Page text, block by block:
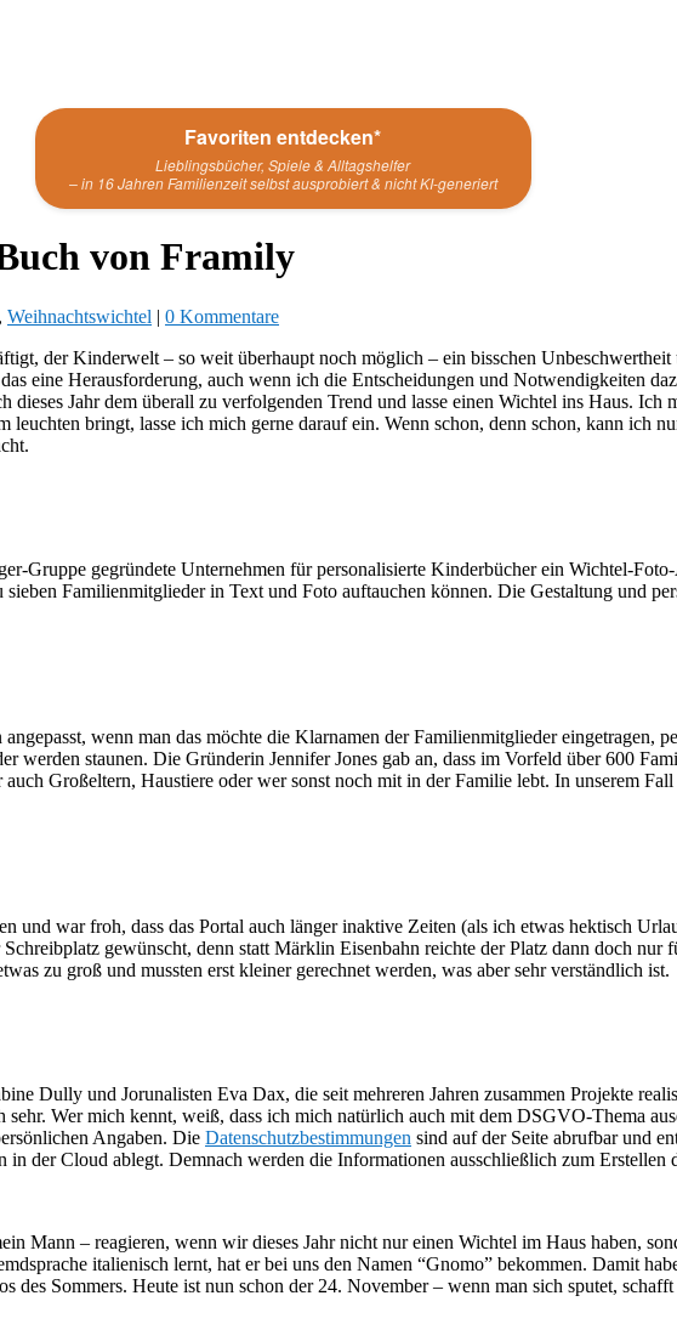
Favoriten entdecken*
Lieblingsbücher, Spiele & Alltagshelfer
– in 16 Jahren Familienzeit selbst ausprobiert & nicht KI-generiert
von Framily
, Weihnachtswichtel | 0 Kommentare
der Kinderwelt – so weit überhaupt noch möglich – ein bisschen
eine Herausforderung, auch wenn ich die Entscheidungen und Notwendigkeiten
Jahr dem überall zu verfolgenden Trend und lasse einen Wichtel ins Haus. Ich
bringt, lasse ich mich gerne darauf ein. Wenn schon, denn schon, kann ich
Gruppe gegründete Unternehmen für personalisierte Kinderbücher ein Wichtel-
Familienmitglieder in Text und Foto auftauchen können. Die Gestaltung und
wenn man das möchte die Klarnamen der Familienmitglieder eingetragen,
staunen. Die Gründerin Jennifer Jones gab an, dass im Vorfeld über 600
Großeltern, Haustiere oder wer sonst noch mit in der Familie lebt. In unserem
und war froh, dass das Portal auch länger inaktive Zeiten (als ich etwas hektisch
gewünscht, denn statt Märklin Eisenbahn reichte der Platz dann doch
zu groß und mussten erst kleiner gerechnet werden, was aber sehr verständlich ist.
Dully und Jorunalisten Eva Dax, die seit mehreren Jahren zusammen Projekte
Wer mich kennt, weiß, dass ich mich natürlich auch mit dem DSGVO-Thema
Angaben. Die Datenschutzbestimmungen sind auf der Seite abrufbar und
in der Cloud ablegt. Demnach werden die Informationen ausschließlich zum Erstellen
Mann – reagieren, wenn wir dieses Jahr nicht nur einen Wichtel im Haus haben,
italienisch lernt, hat er bei uns den Namen “Gnomo” bekommen. Damit
Sommers. Heute ist nun schon der 24. November – wenn man sich sputet,